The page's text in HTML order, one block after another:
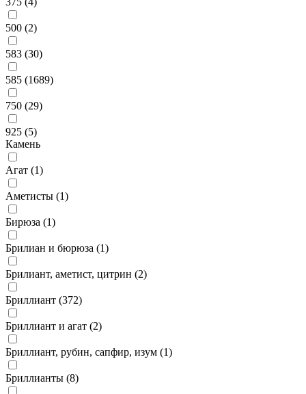
500 (2)
583 (30)
585 (1689)
750 (29)
925 (5)
Камень
Агат (1)
Аметисты (1)
Бирюза (1)
Брилиан и бюрюза (1)
Брилиант, аметист, цитрин (2)
Бриллиант (372)
Бриллиант и агат (2)
Бриллиант, рубин, сапфир, изум (1)
Бриллианты (8)